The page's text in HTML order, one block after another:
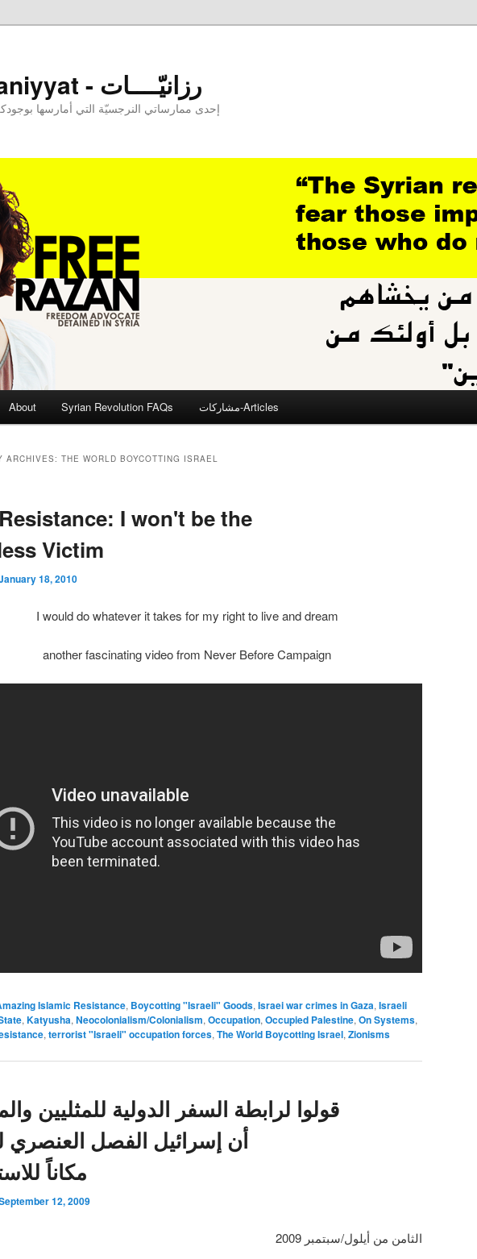
Razaniyyat - رزانيّــــات
إحدى ممارساتي النرجسيّة التي أمارسها
primary content
secondary content
About Syrian Revolution FAQs مشاركات-Articles
ARCHIVES: THE WORLD BOYCOTTING ISRAEL
I won't be the
Victim
18, 2010
I would do whatever it takes for my right to live and dream
another fascinating video from Never Before Campaign
Islamic Resistance, Boycotting "Israeli" Goods, Israei war crimes in Gaza, Israeli
, Katyusha, Neocolonialism/Colonialism, Occupation, Occupied Palestine, On Systems,
, terrorist "Israeli" occupation forces, The World Boycotting Israel, Zionisms
قولوا لرابطة السفر الدولية للمثليين
أن إسرائيل الفصل
مكاناً
12, 2009
الثامن من أيلول/سبتمبر 2009